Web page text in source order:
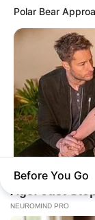
Polar Bear
BUZZDAY
Chrissy Metz Is
Before You Go